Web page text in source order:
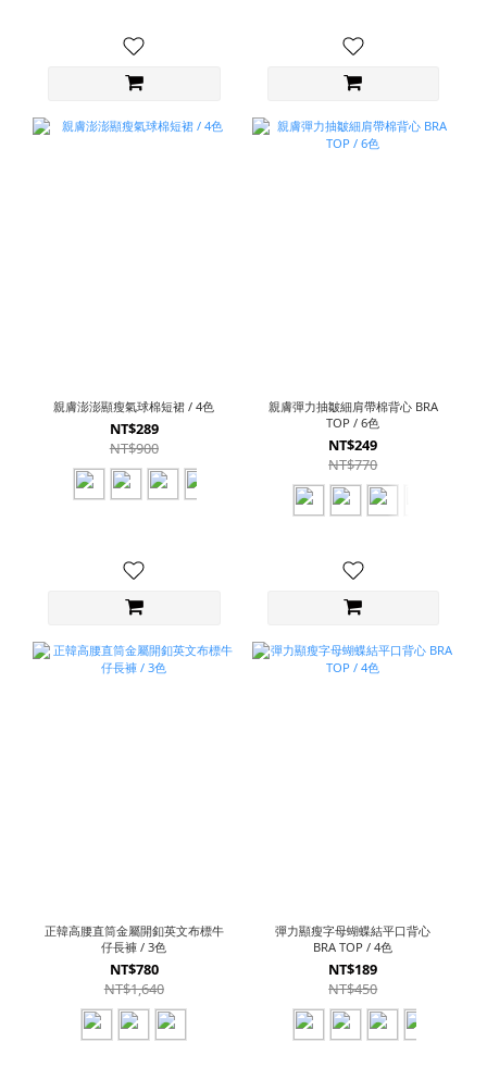
親膚澎澎顯瘦氣球棉短裙 / 4色
NT$289
NT$900
親膚彈力抽皺細肩帶棉背心 BRA
TOP / 6色
NT$249
NT$770
正韓高腰直筒金屬開釦英文布標牛
仔長褲 / 3色
NT$780
NT$1,640
彈力顯瘦字母蝴蝶結平口背心
BRA TOP / 4色
NT$189
NT$450